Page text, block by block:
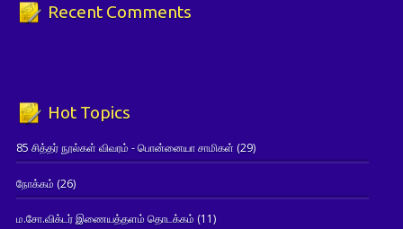
Recent Comments
Hot Topics
85 சித்தர் நூல்கள் விவரம் - பொன்னையா சாமிகள் (29)
நோக்கம் (26)
ம.சோ.விக்டர் இணையத்தளம் தொடக்கம் (11)